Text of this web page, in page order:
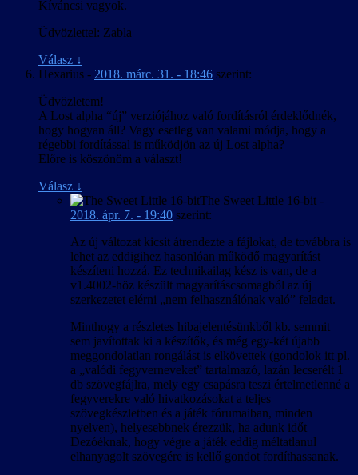
Kíváncsi vagyok.
Üdvözlettel: Zabla
Válasz ↓
Hexarius - 2018. márc. 31. - 18:46 szerint:
Üdvözletem!
A Lost alpha “új” verziójához való fordításról érdeklődnék,
hogy hogyan áll? Vagy esetleg van valami módja, hogy a
régebbi fordítással is működjön az új Lost alpha?
Előre is köszönöm a választ!
Válasz ↓
The Sweet Little 16-bit -
2018. ápr. 7. - 19:40 szerint:
Az új változat kicsit átrendezte a fájlokat, de továbbra is
lehet az eddigihez hasonlóan működő magyarítást
készíteni hozzá. Ez technikailag kész is van, de a
v1.4002-höz készült magyarításcsomagból az új
szerkezetet elérni „nem felhasználónak való” feladat.
Minthogy a részletes hibajelentésünkből kb. semmit
sem javítottak ki a készítők, és még egy-két újabb
meggondolatlan rongálást is elkövettek (gondolok itt pl.
a „valódi fegyverneveket” tartalmazó, lazán lecserélt 1
db szövegfájlra, mely egy csapásra teszi értelmetlenné a
fegyverekre való hivatkozásokat a teljes
szövegkészletben és a játék fórumaiban, minden
nyelven), helyesebbnek érezzük, ha adunk időt
Dezóéknak, hogy végre a játék eddig méltatlanul
elhanyagolt szövegére is kellő gondot fordíthassanak.